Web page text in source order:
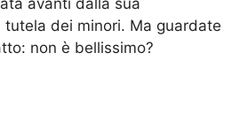
avanti dalla sua
dei minori. Ma guardate
non è bellissimo?